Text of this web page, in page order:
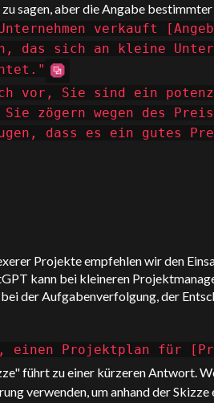
sagen, aber die Angabe bestimmter
verkauft
das sich an kleine
vor, Sie sind ein
zögern wegen des
dass es ein gutes
Projekte empfehlen wir den
kann bei kleineren
der Aufgabenverfolgung, der
einen Projektplan für
führt zu einer kürzeren Antwort.
verwenden, um anhand der